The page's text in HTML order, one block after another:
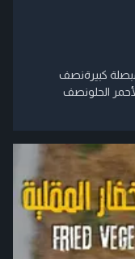
كبيرةنصف
الحلونصف